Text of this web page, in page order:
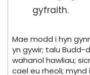
gyfraith.
Mae modd i hyn
yn gywir; talu Budd-
wahanol hawliau;
cael eu rheoli;